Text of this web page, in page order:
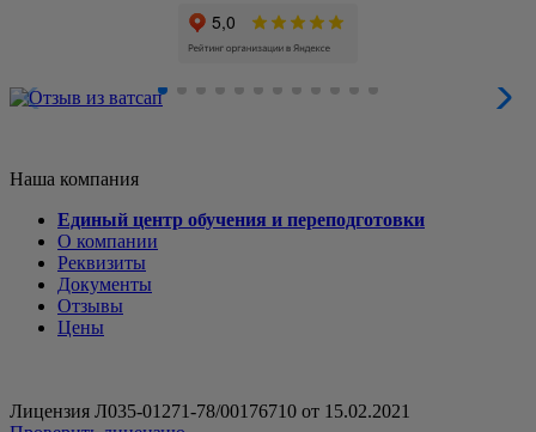
Наша компания
Единый центр обучения и переподготовки
О компании
Реквизиты
Документы
Отзывы
Цены
Лицензия Л035-01271-78/00176710 от 15.02.2021